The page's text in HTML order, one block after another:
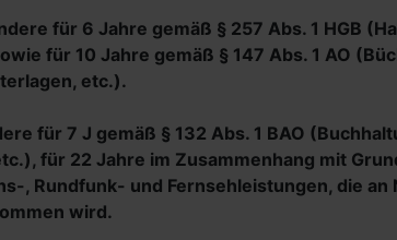
für 6 Jahre gemäß § 257 Abs. 1 HGB
für 10 Jahre gemäß § 147 Abs. 1 AO
etc.).
für 7 J gemäß § 132 Abs. 1 BAO
für 22 Jahre im Zusammenhang mit
, Rundfunk- und Fernsehleistungen, die
wird.